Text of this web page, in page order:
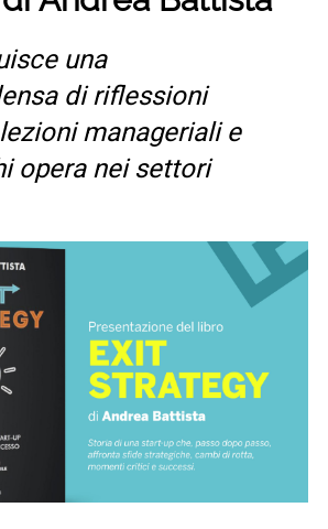
una
di riflessioni
manageriali e
opera nei settori